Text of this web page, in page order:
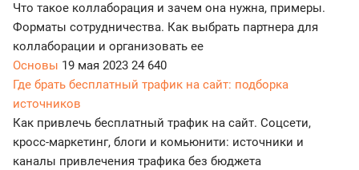
Что такое коллаборация и зачем она нужна, примеры.
Форматы сотрудничества. Как выбрать партнера для
коллаборации и организовать ее
Основы 19 мая 2023 24 640
Где брать бесплатный трафик на сайт: подборка
источников
Как привлечь бесплатный трафик на сайт. Соцсети,
кросс-маркетинг, блоги и комьюнити: источники и
каналы привлечения трафика без бюджета